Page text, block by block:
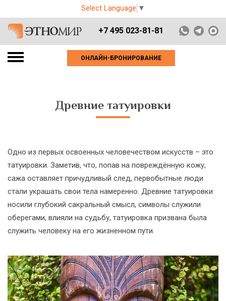
Select Language ▼
+7 495 023-81-81
ОНЛАЙН-БРОНИРОВАНИЕ
Древние татуировки
Одно из первых освоенных человечеством искусств – это
татуировки. Заметив, что, попав на повреждённую кожу,
сажа оставляет причудливый след, первобытные люди
стали украшать свои тела намеренно. Древние татуировки
носили глубокий сакральный смысл, символы служили
оберегами, влияли на судьбу, татуировка призвана была
служить человеку на его жизненном пути.